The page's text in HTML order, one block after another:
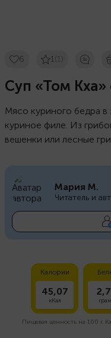
6 1(1)
Суп «Том Кха»
Мясо куриного бедра
куриное филе. Из
вешенки или лесные
Мария М.
Читатель и
Калории
45,07
кКал
Пищевая ценность на 100 г.